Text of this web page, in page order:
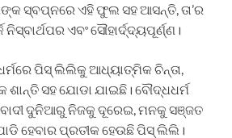
ସ୍ବପ୍ନରେ ଏହି ଫୁଲ ସହ ଆସନ୍ତି, ତା’ର
ଏବଂ ସୌହାର୍ଦ୍ଦ୍ୟପୂର୍ଣ୍ଣ।
ପିସ୍ ଲିଲିକୁ ଆଧ୍ୟାତ୍ମିକ ଚିନ୍ତା,
ସହ ଯୋଡା ଯାଇଛି। ବୌଦ୍ଧଧର୍ମ
ଦୁନିଆରୁ ନିଜକୁ ଦୂରେଇ, ମନକୁ ସଞ୍ଜତ
ହେବାର ପ୍ରତୀକ ହେଉଛି ପିସ୍ ଲିଲି।